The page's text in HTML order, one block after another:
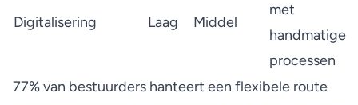
Digitalisering Laag Middel
met
handmatige
processen
77% van bestuurders hanteert een flexibele route